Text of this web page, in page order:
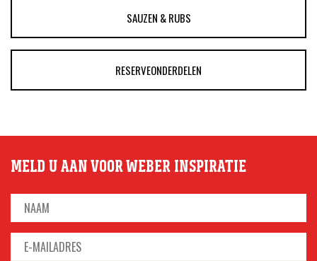
SAUZEN & RUBS
RESERVEONDERDELEN
MELD U AAN VOOR WEBER INSPIRATIE